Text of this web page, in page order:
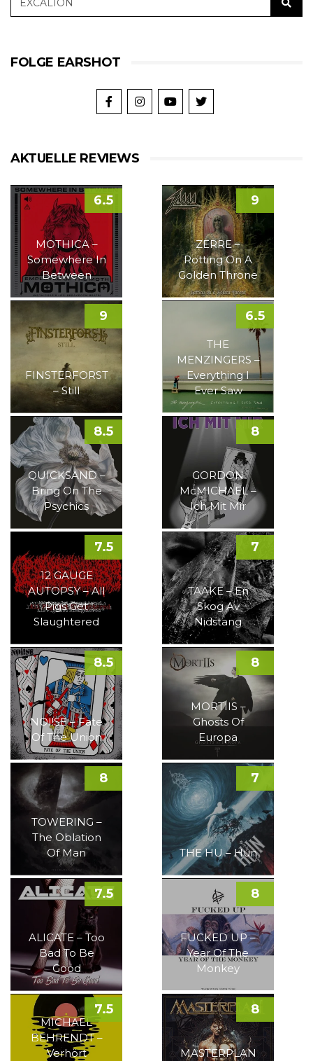
FOLGE EARSHOT
AKTUELLE REVIEWS
MOTHICA –
Somewhere In
Between
6.5
ZERRE –
Rotting On A
Golden Throne
9
FINSTERFORST
– Still
9
THE
MENZINGERS –
Everything I
Ever Saw
6.5
QUICKSAND –
Bring On The
Psychics
8.5
GORDON
McMICHAEL –
Ich Mit Mir
8
12 GAUGE
AUTOPSY – All
Pigs Get
Slaughtered
7.5
TAAKE – En
Skog Av
Nidstang
7
NOI!SE – Fate
Of The Union
8.5
MORTIIS –
Ghosts Of
Europa
8
TOWERING –
The Oblation
Of Man
8
THE HU – Hun
7
ALICATE – Too
Bad To Be
Good
7.5
FUCKED UP –
Year Of The
Monkey
8
MICHAEL
BEHRENDT –
Verhört
7.5
MASTERPLAN
8